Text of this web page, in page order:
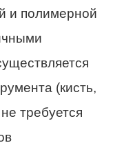
и полимерной
(кисть,
требуется